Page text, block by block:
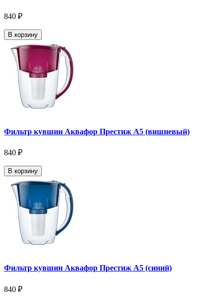
840 ₽
В корзину
Фильтр кувшин Аквафор Престиж А5 (вишневый)
840 ₽
В корзину
Фильтр кувшин Аквафор Престиж А5 (синий)
840 ₽